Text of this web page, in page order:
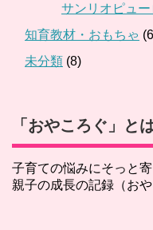
サンリオピュー
知育教材・おもちゃ
未分類 (8)
「おやころぐ」と
子育ての悩みにそっと
親子の成長の記録（おや